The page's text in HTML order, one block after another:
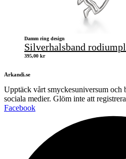
Damm ring design
Silverhalsband
395,00 kr
Arkandi.se
Upptäck vårt smyckesuniversum och
sociala medier. Glöm inte att
Facebook